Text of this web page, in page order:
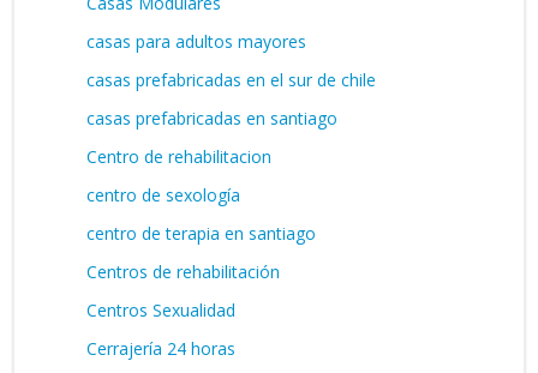
casas para adultos mayores
casas prefabricadas en el sur de chile
casas prefabricadas en santiago
Centro de rehabilitacion
centro de sexología
centro de terapia en santiago
Centros de rehabilitación
Centros Sexualidad
Cerrajería 24 horas